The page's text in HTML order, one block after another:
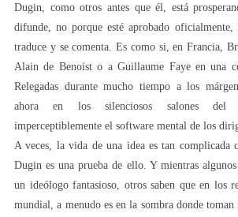
Dugin, como otros antes que él, está
difunde, no porque esté aprobado oficialmente,
traduce y se comenta. Es como si, en Francia,
Alain de Benoist o a Guillaume Faye en una
Relegadas durante mucho tiempo a los
ahora en los silenciosos salones del
imperceptiblemente el software mental de los
A veces, la vida de una idea es tan complicada
Dugin es una prueba de ello. Y mientras
un ideólogo fantasioso, otros saben que en los
mundial, a menudo es en la sombra donde